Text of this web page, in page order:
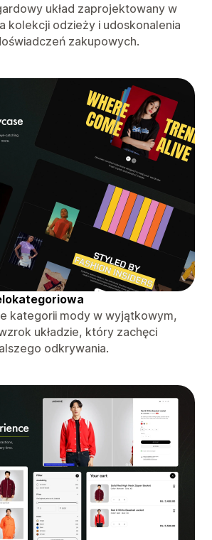
układ zaprojektowany w
kolekcji odzieży i udoskonalenia
zakupowych.
kategorii mody w wyjątkowym,
układzie, który zachęci
odkrywania.